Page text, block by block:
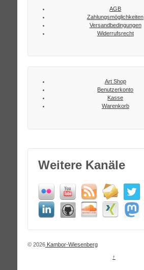
AGB
Zahlungsmöglichkeiten
Versandbedingungen
Widerrufsrecht
Art Shop
Benutzerkonto
Kasse
Warenkorb
Weitere Kanäle
© 2026Kambor-Wiesenberg
↑